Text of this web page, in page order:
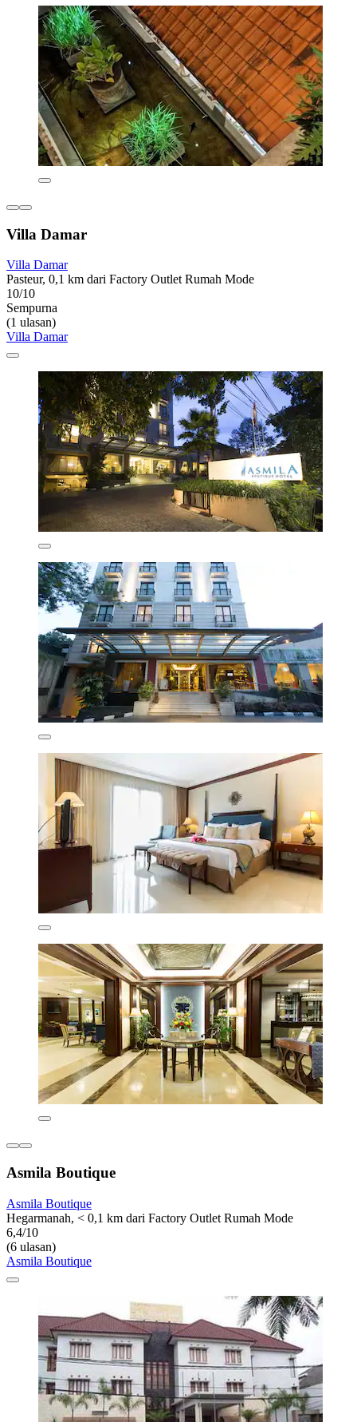
Villa Damar
Villa Damar
Pasteur, 0,1 km dari Factory Outlet Rumah Mode
10/10
Sempurna
(1 ulasan)
Villa Damar
Asmila Boutique
Asmila Boutique
Hegarmanah, < 0,1 km dari Factory Outlet Rumah Mode
6,4/10
(6 ulasan)
Asmila Boutique